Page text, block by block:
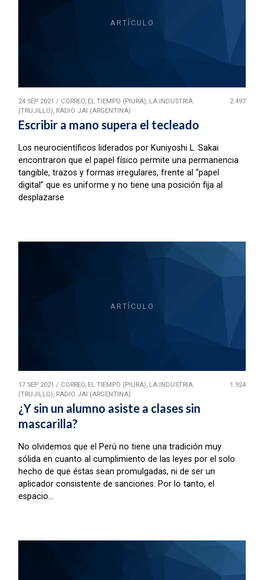
ARTÍCULO
24 SEP 2021 / CORREO, EL TIEMPO (PIURA), LA INDUSTRIA
(TRUJILLO), RADIO JAI (ARGENTINA)
2.497
Escribir a mano supera el tecleado
Los neurocientíficos liderados por Kuniyoshi L. Sakai
encontraron que el papel físico permite una permanencia
tangible, trazos y formas irregulares, frente al “papel
digital” que es uniforme y no tiene una posición fija al
desplazarse
ARTÍCULO
17 SEP 2021 / CORREO, EL TIEMPO (PIURA), LA INDUSTRIA
(TRUJILLO), RADIO JAI (ARGENTINA)
1.924
¿Y sin un alumno asiste a clases sin
mascarilla?
No olvidemos que el Perú no tiene una tradición muy
sólida en cuanto al cumplimiento de las leyes por el solo
hecho de que éstas sean promulgadas, ni de ser un
aplicador consistente de sanciones. Por lo tanto, el
espacio...